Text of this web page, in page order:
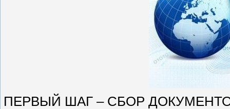
ПЕРВЫЙ ШАГ – СБОР